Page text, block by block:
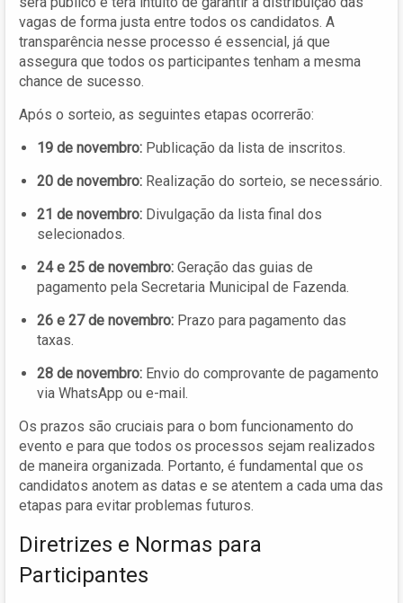
vagas de forma justa entre todos os candidatos. A
transparência nesse processo é essencial, já que
assegura que todos os participantes tenham a mesma
chance de sucesso.
Após o sorteio, as seguintes etapas ocorrerão:
19 de novembro: Publicação da lista de inscritos.
20 de novembro: Realização do sorteio, se necessário.
21 de novembro: Divulgação da lista final dos
selecionados.
24 e 25 de novembro: Geração das guias de
pagamento pela Secretaria Municipal de Fazenda.
26 e 27 de novembro: Prazo para pagamento das
taxas.
28 de novembro: Envio do comprovante de pagamento
via WhatsApp ou e-mail.
Os prazos são cruciais para o bom funcionamento do
evento e para que todos os processos sejam realizados
de maneira organizada. Portanto, é fundamental que os
candidatos anotem as datas e se atentem a cada uma das
etapas para evitar problemas futuros.
Diretrizes e Normas para
Participantes